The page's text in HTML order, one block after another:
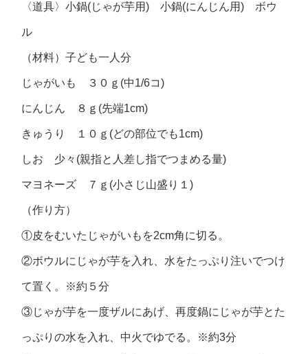
〈道具〉小鍋(じゃが芋用) 小鍋(にんじん用) ボウ
ル
（材料）子ども一人分
じゃがいも ３０ｇ(中1/6コ)
にんじん ８ｇ(先端1cm)
きゅうり １０ｇ(どの部位でも1cm)
しお 少々(親指と人差し指でつまめる量)
マヨネーズ ７ｇ(小さじ山盛り１)
（作り方）
①皮をむいたじゃがいもを2cm角に切る。
②ボウルにじゃが芋を入れ、水をたっぷり注いでつけ
て置く。※約５分
③じゃが芋を一度ザルにあげ、再度鍋にじゃが芋とた
っぷりの水を入れ、中火でゆでる。※約3分